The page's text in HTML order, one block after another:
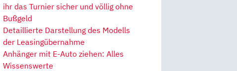
ihr das Turnier sicher und völlig ohne
Bußgeld
Detaillierte Darstellung des Modells
der Leasingübernahme
Anhänger mit E-Auto ziehen: Alles
Wissenswerte